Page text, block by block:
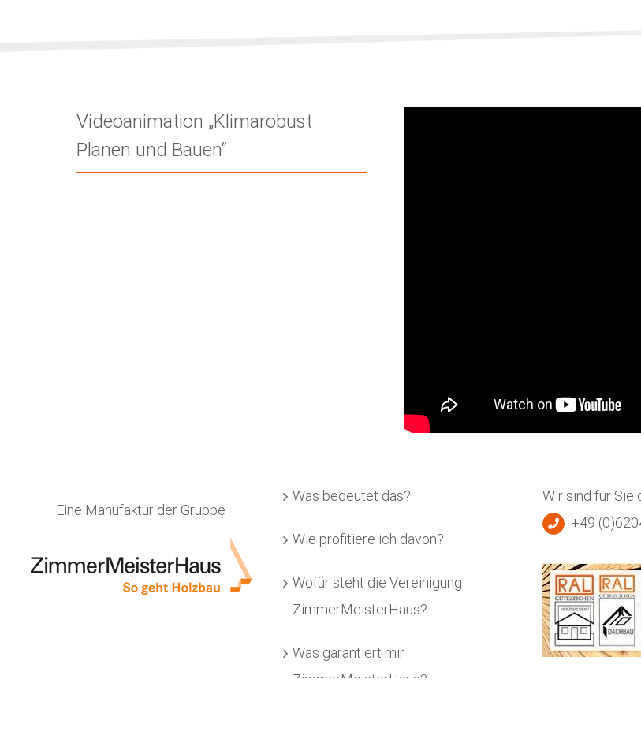
Videoanimation „Klimarobust
Planen und Bauen“
Eine Manufaktur der Gruppe
Was bedeutet das?
Wie profitiere ich davon?
Wofür steht die Vereinigung
ZimmerMeisterHaus?
Was garantiert mir
ZimmerMeisterHaus?
Wir sind für Sie
+49